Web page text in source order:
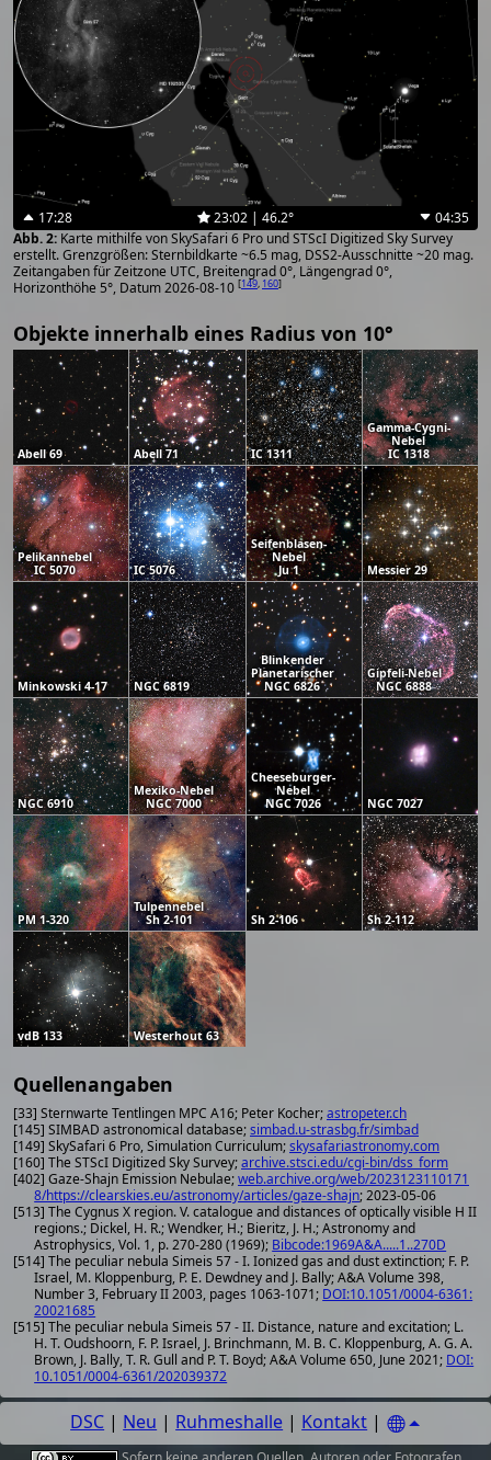
17:28 23:02 | 46.2°
04:35
Karte mithilfe von SkySafari 6 Pro und STScI Digitized Sky Survey
erstellt. Grenzgrößen: Sternbildkarte ~6.5 mag, DSS2-Ausschnitte ~20 mag.
Zeitangaben für Zeitzone UTC, Breitengrad 0°, Längengrad 0°,
Horizonthöhe 5°, Datum 2026-08-10 [149, 160]
Objekte innerhalb eines Radius von 10°
Abell 69 Abell 71 IC 1311
Gamma-Cygni-
Nebel
IC 1318
Pelikannebel
IC 5070
IC 5076
Seifenblasen-
Nebel
Ju 1
Messier 29
Minkowski 4-17 NGC 6819
Blinkender
Planetarischer
NGC 6826
Gipfeli-Nebel
NGC 6888
NGC 6910
Mexiko-Nebel
NGC 7000
Cheeseburger-
Nebel
NGC 7026
NGC 7027
PM 1-320
Tulpennebel
Sh 2-101
Sh 2-106 Sh 2-112
vdB 133 Westerhout 63
Quellenangaben
[33] Sternwarte Tentlingen MPC A16; Peter Kocher;astropeter.ch
[145] SIMBAD astronomical database;simbad.u-strasbg.fr/simbad
[149] SkySafari 6 Pro, Simulation Curriculum;skysafariastronomy.com
[160] The STScI Digitized Sky Survey;archive.stsci.edu/cgi-bin/dss_form
[402] Gaze-Shajn Emission Nebulae;web.archive.org/web/2023123110171
8/https://clearskies.eu/astronomy/articles/gaze-shajn; 2023-05-06
[513] The Cygnus X region. V. catalogue and distances of optically visible H II
regions.; Dickel, H. R.; Wendker, H.; Bieritz, J. H.; Astronomy and
Astrophysics, Vol. 1, p. 270-280 (1969); Bibcode:1969A&A.....1..270D
[514] The peculiar nebula Simeis 57 - I. Ionized gas and dust extinction; F. P.
Israel, M. Kloppenburg, P. E. Dewdney and J. Bally; A&A Volume 398,
Number 3, February II 2003, pages 1063-1071; DOI:10.1051/0004-6361:
20021685
[515] The peculiar nebula Simeis 57 - II. Distance, nature and excitation; L.
H. T. Oudshoorn, F. P. Israel, J. Brinchmann, M. B. C. Kloppenburg, A. G. A.
Brown, J. Bally, T. R. Gull and P. T. Boyd; A&A Volume 650, June 2021; DOI:
10.1051/0004-6361/202039372
DSC | Neu | Ruhmeshalle | Kontakt |